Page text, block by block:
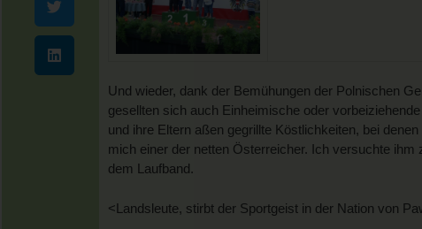
Und wieder, dank der Bemühungen der Polnischen
gesellten sich auch Einheimische oder
und ihre Eltern aßen gegrillte Köstlichkeiten, bei
mich einer der netten Österreicher. Ich versuchte
dem Laufband.
<Landsleute, stirbt der Sportgeist in der Nation von